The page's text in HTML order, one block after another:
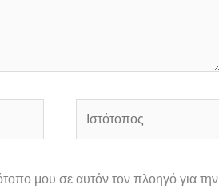
μου σε αυτόν τον πλοηγό για την